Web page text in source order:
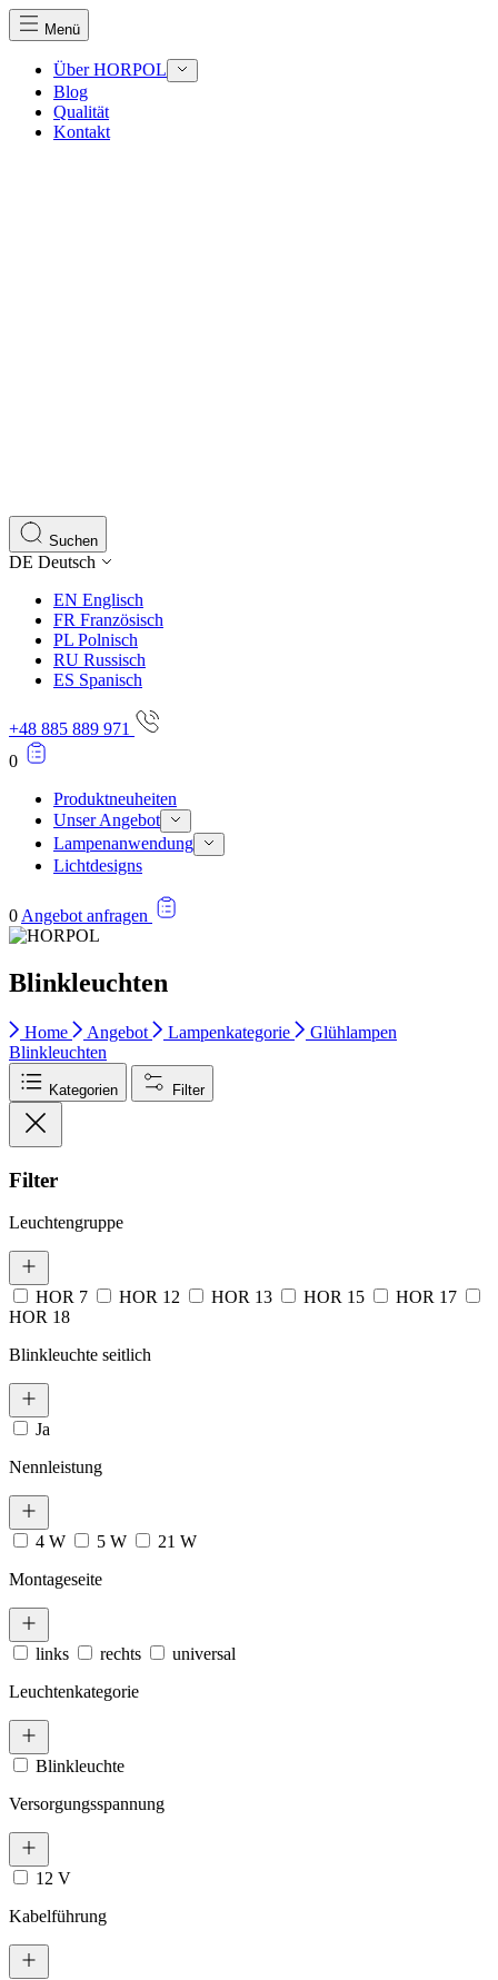
Menü
Über HORPOL
Blog
Qualität
Kontakt
Suchen
DE Deutsch
EN Englisch
FR Französisch
PL Polnisch
RU Russisch
ES Spanisch
+48 885 889 971
0
Produktneuheiten
Unser Angebot
Lampenanwendung
Lichtdesigns
0 Angebot anfragen
Blinkleuchten
Home Angebot Lampenkategorie
Glühlampen
Blinkleuchten
Kategorien Filter
Filter
Leuchtengruppe
HOR 7 HOR 12 HOR 13 HOR 15
HOR 17
HOR 18
Blinkleuchte seitlich
Ja
Nennleistung
4 W 5 W
21 W
Montageseite
links rechts
universal
Leuchtenkategorie
Blinkleuchte
Versorgungsspannung
12 V
Kabelführung